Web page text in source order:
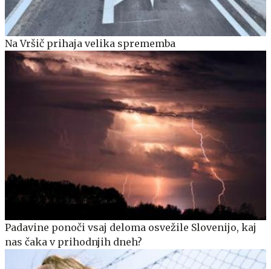
Na Vršič prihaja velika sprememba
Padavine ponoči vsaj deloma osvežile Slovenijo, kaj
nas čaka v prihodnjih dneh?